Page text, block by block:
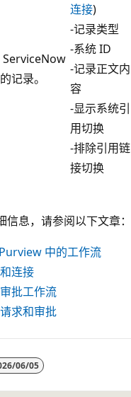
ServiceNow
记录。
连接)
-记录类型
-系统 ID
-记录正文内
容
-显示系统引
用切换
-排除引用链
接切换
息，请参阅以下文章：
中的工作流
连接
批工作流
求和审批
06/05